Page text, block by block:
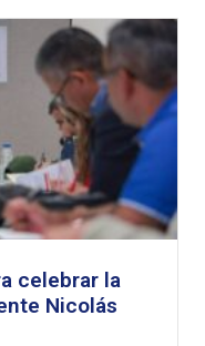
celebrar la
Nicolás